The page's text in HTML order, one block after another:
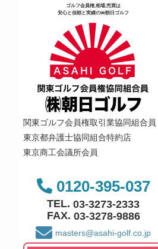
ゴルフ会員権,相場,売買は
安心と信頼と実績の㈱朝日ゴルフ
関東ゴルフ会員権取引業協同組合員
東京都弁護士協同組合特約店
東京商工会議所会員
0120-395-037
TEL. 03-3273-2333
FAX. 03-3278-9886
masters@asahi-golf.co.jp